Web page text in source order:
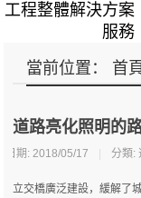
工程整體解決方案
服務
當前位置： 首頁
道路亮化照明的
日期: 2018/05/17 分類:
立交橋廣泛建設，緩解了